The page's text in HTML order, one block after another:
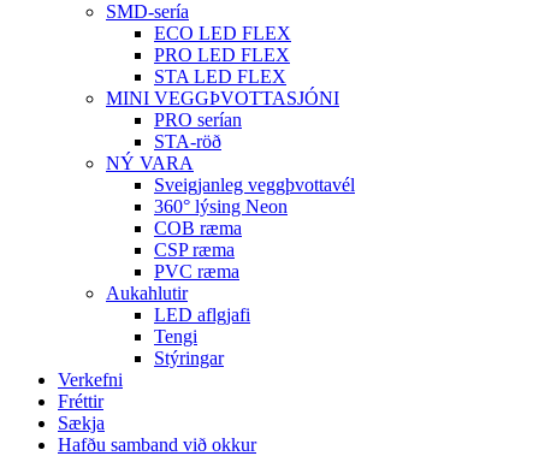
SMD-sería
ECO LED FLEX
PRO LED FLEX
STA LED FLEX
MINI VEGGÞVOTTASJÓNI
PRO serían
STA-röð
NÝ VARA
Sveigjanleg veggþvottavél
360° lýsing Neon
COB ræma
CSP ræma
PVC ræma
Aukahlutir
LED aflgjafi
Tengi
Stýringar
Verkefni
Fréttir
Sækja
Hafðu samband við okkur